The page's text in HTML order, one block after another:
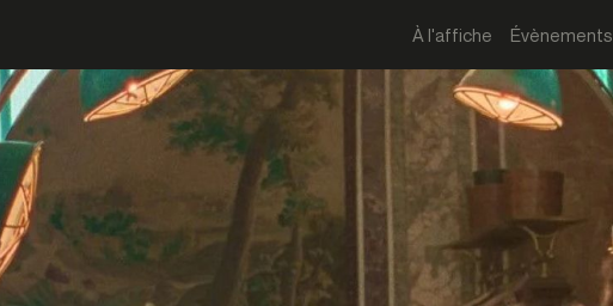
À l'affiche Évènements